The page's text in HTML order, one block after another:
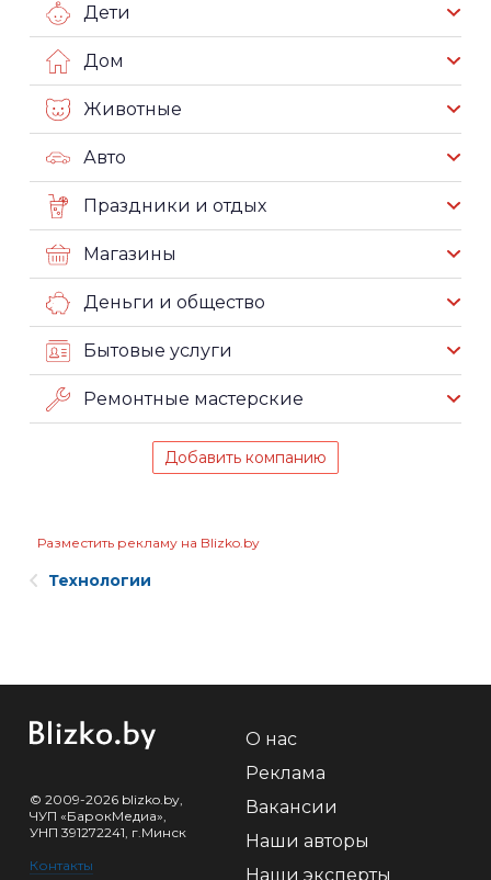
Дети
Дом
Животные
Авто
Праздники и отдых
Магазины
Деньги и общество
Бытовые услуги
Ремонтные мастерские
Добавить компанию
Разместить рекламу на Blizko.by
Технологии
© 2009-2026 blizko.by,
ЧУП «БарокМедиа»,
УНП 391272241, г.Минск
Контакты
О нас
Реклама
Вакансии
Наши авторы
Наши эксперты